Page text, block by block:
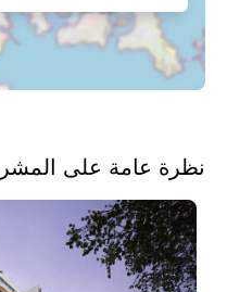
نظرة عامة على